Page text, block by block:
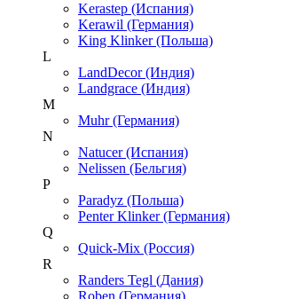
Kerastep (Испания)
Kerawil (Германия)
King Klinker (Польша)
L
LandDecor (Индия)
Landgrace (Индия)
M
Muhr (Германия)
N
Natucer (Испания)
Nelissen (Бельгия)
P
Paradyz (Польша)
Penter Klinker (Германия)
Q
Quick-Mix (Россия)
R
Randers Tegl (Дания)
Roben (Германия)